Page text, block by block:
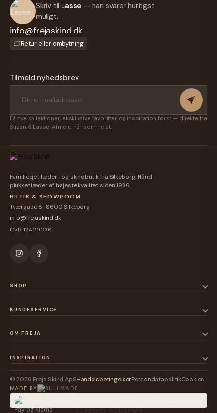
Skriv til Lasse — han svarer hurtigst
muligt.
info@frejaskind.dk
Retur eller ombytning
Tilmeld nyhedsbrev
Få nye kollektioner, eksklusive favoritter og inspiration først — direkte fra
Suzan & Lasse. Afmeld når som helst.
Familieejet læder- og skindbutik fra Silkeborg. Hånd-
plukket læder af højeste kvalitet siden 1986.
BUTIK & SHOWROOM
Tværgade 8 · 8600 Silkeborg
info@frejaskind.dk
CVR 12409036
SHOP
KUNDESERVICE
OM FREJA
INSPIRATION
© 2026 Freja Skind ApSHandelsbetingelserPersondatapolitikCookies
MADE BY